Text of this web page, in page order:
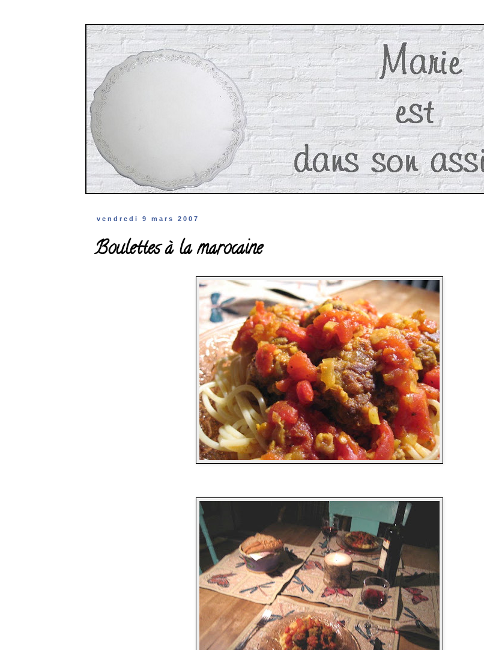
vendredi 9 mars 2007
Boulettes à la marocaine